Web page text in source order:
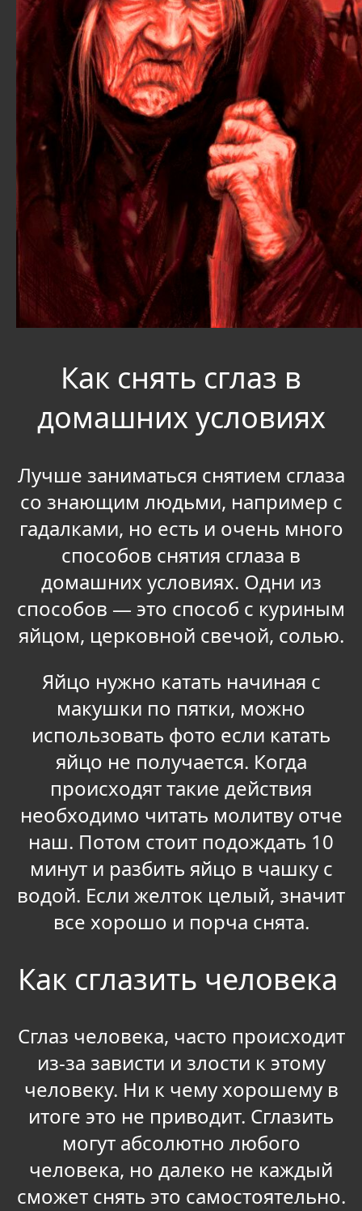
Как снять сглаз в
домашних условиях
Лучше заниматься снятием сглаза
со знающим людьми, например с
гадалками, но есть и очень много
способов снятия сглаза в
домашних условиях. Одни из
способов — это способ с куриным
яйцом, церковной свечой, солью.
Яйцо нужно катать начиная с
макушки по пятки, можно
использовать фото если катать
яйцо не получается. Когда
происходят такие действия
необходимо читать молитву отче
наш. Потом стоит подождать 10
минут и разбить яйцо в чашку с
водой. Если желток целый, значит
все хорошо и порча снята.
Как сглазить человека
Сглаз человека, часто происходит
из-за зависти и злости к этому
человеку. Ни к чему хорошему в
итоге это не приводит. Сглазить
могут абсолютно любого
человека, но далеко не каждый
сможет снять это самостоятельно.